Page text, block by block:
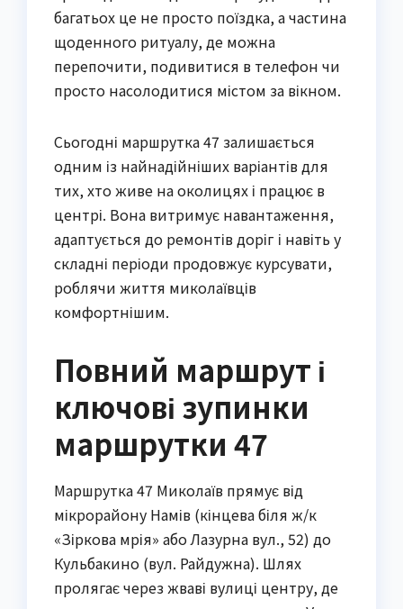
багатьох це не просто поїздка, а частина
щоденного ритуалу, де можна
перепочити, подивитися в телефон чи
просто насолодитися містом за вікном.
Сьогодні маршрутка 47 залишається
одним із найнадійніших варіантів для
тих, хто живе на околицях і працює в
центрі. Вона витримує навантаження,
адаптується до ремонтів доріг і навіть у
складні періоди продовжує курсувати,
роблячи життя миколаївців
комфортнішим.
Повний маршрут і
ключові зупинки
маршрутки 47
Маршрутка 47 Миколаїв прямує від
мікрорайону Намів (кінцева біля ж/к
«Зіркова мрія» або Лазурна вул., 52) до
Кульбакино (вул. Райдужна). Шлях
пролягає через жваві вулиці центру, де